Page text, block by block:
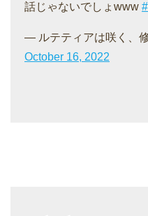
話じゃないでしょwww
— ルテティアは咲く、
October 16, 2022